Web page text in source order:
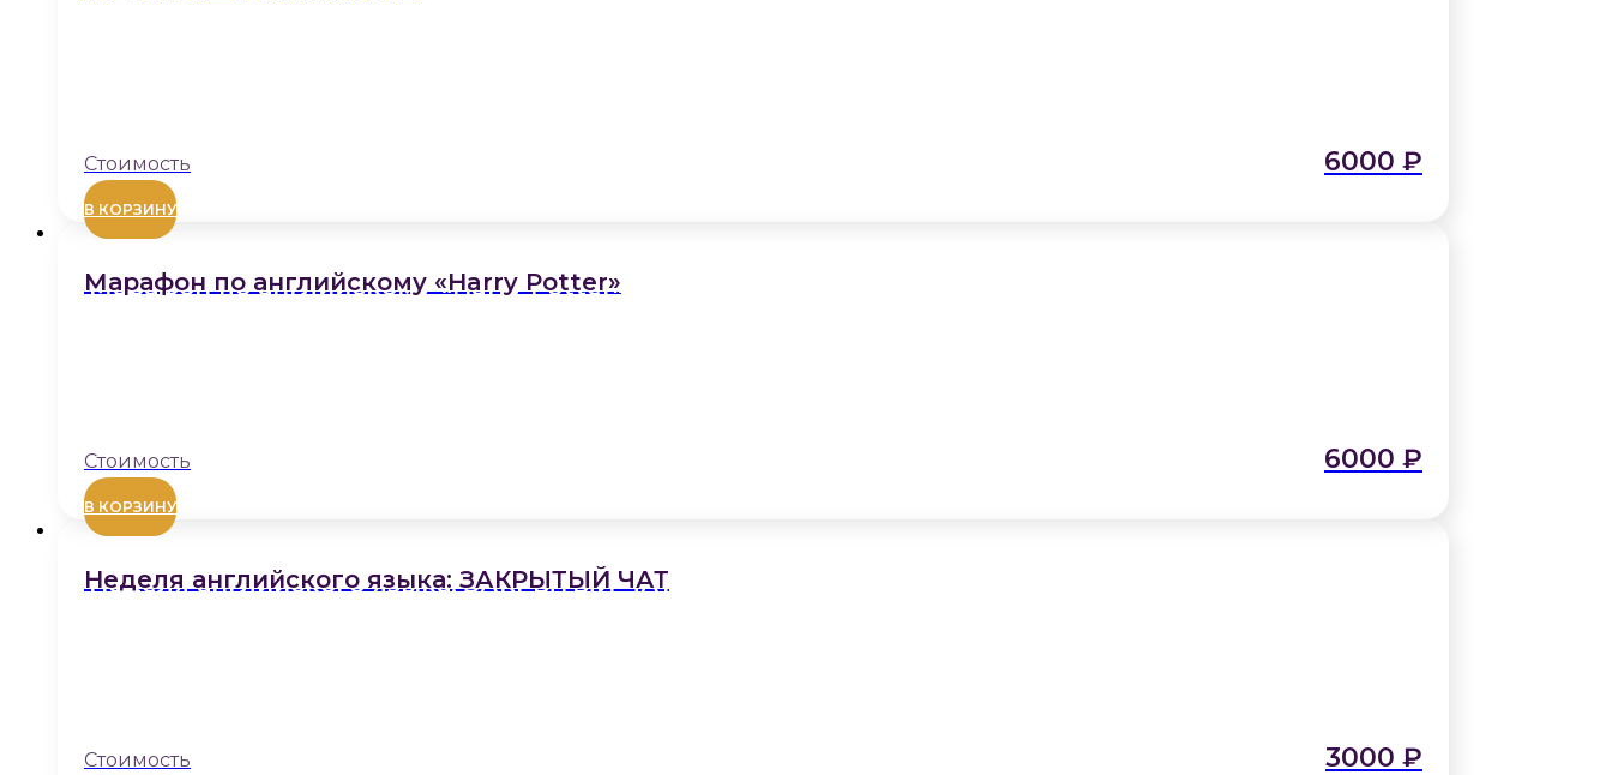
6000 ₽
В КОРЗИНУ
Марафон по английскому «Harry Potter»
6000 ₽
В КОРЗИНУ
Неделя английского языка: ЗАКРЫТЫЙ ЧАТ
3000 ₽